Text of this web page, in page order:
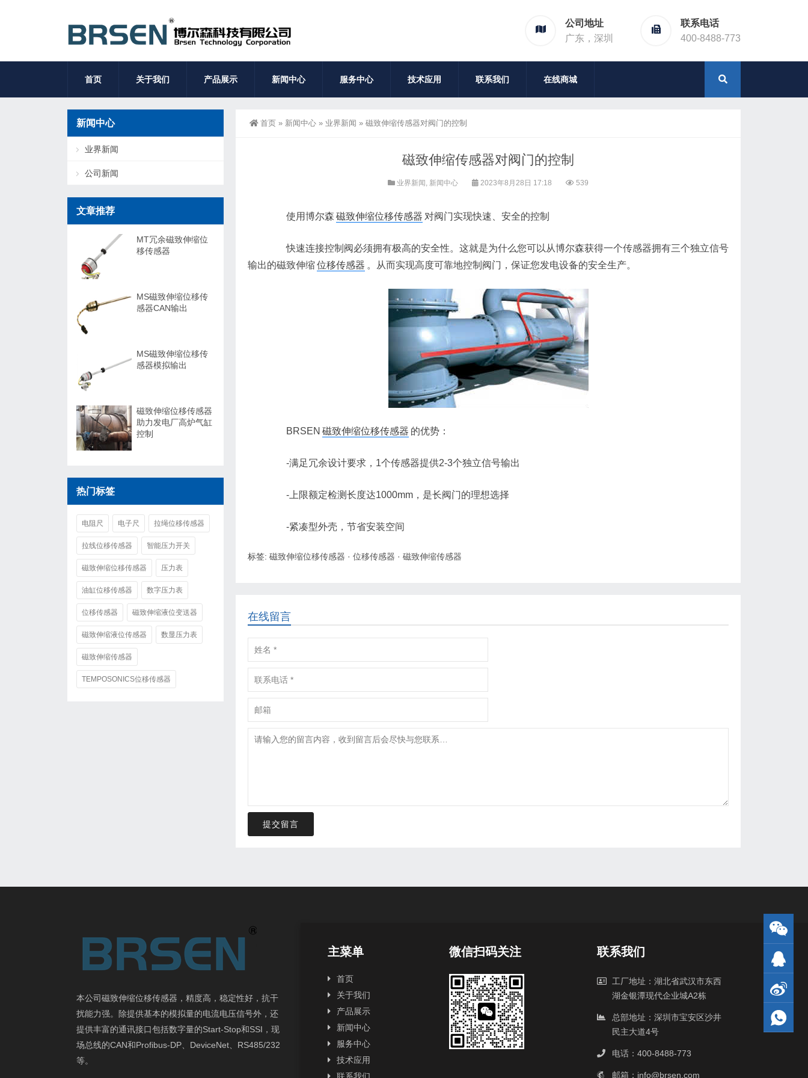
公司地址
广东，深圳
联系电话
400-8488-773
首页 关于我们 产品展示 新闻中心 服务中心 技术应用 联系我们 在线商城
首页 » 新闻中心 » 业界新闻 » 磁致伸缩传感器对阀门的控制
磁致伸缩传感器对阀门的控制
业界新闻 , 新闻中心 2023年8月28日 17:18 539
使用博尔森 磁致伸缩位移传感器 对阀门实现快速、安全的控制
快速连接控制阀必须拥有极高的安全性。这就是为什么您可以从博尔森获得一个传感器拥有三个独立信号
输出的磁致伸缩位移传感器 。从而实现高度可靠地控制阀门，保证您发电设备的安全生产。
BRSEN 磁致伸缩位移传感器 的优势：
-满足冗余设计要求，1个传感器提供2-3个独立信号输出
-上限额定检测长度达1000mm，是长阀门的理想选择
-紧凑型外壳，节省安装空间
标签: 磁致伸缩位移传感器 · 位移传感器 · 磁致伸缩传感器
在线留言
提交留言
新闻中心
业界新闻
公司新闻
文章推荐
MT冗余磁致伸缩位
移传感器
MS磁致伸缩位移传
感器CAN输出
MS磁致伸缩位移传
感器模拟输出
磁致伸缩位移传感器
助力发电厂高炉气缸
控制
热门标签
电阻尺 电子尺 拉绳位移传感器
拉线位移传感器 智能压力开关
磁致伸缩位移传感器 压力表
油缸位移传感器 数字压力表
位移传感器 磁致伸缩液位变送器
磁致伸缩液位传感器 数显压力表
磁致伸缩传感器
TEMPOSONICS位移传感器
本公司磁致伸缩位移传感器，精度高，稳定性好，抗干
扰能力强。除提供基本的模拟量的电流电压信号外，还
提供丰富的通讯接口包括数字量的Start-Stop和SSI，现
场总线的CAN和Profibus-DP、DeviceNet、RS485/232
等。
主菜单
首页
关于我们
产品展示
新闻中心
服务中心
技术应用
微信扫码关注 联系我们
工厂地址：湖北省武汉市东西
湖金银潭现代企业城A2栋
总部地址：深圳市宝安区沙井
民主大道4号
电话：400-8488-773
邮箱：info@brsen.com